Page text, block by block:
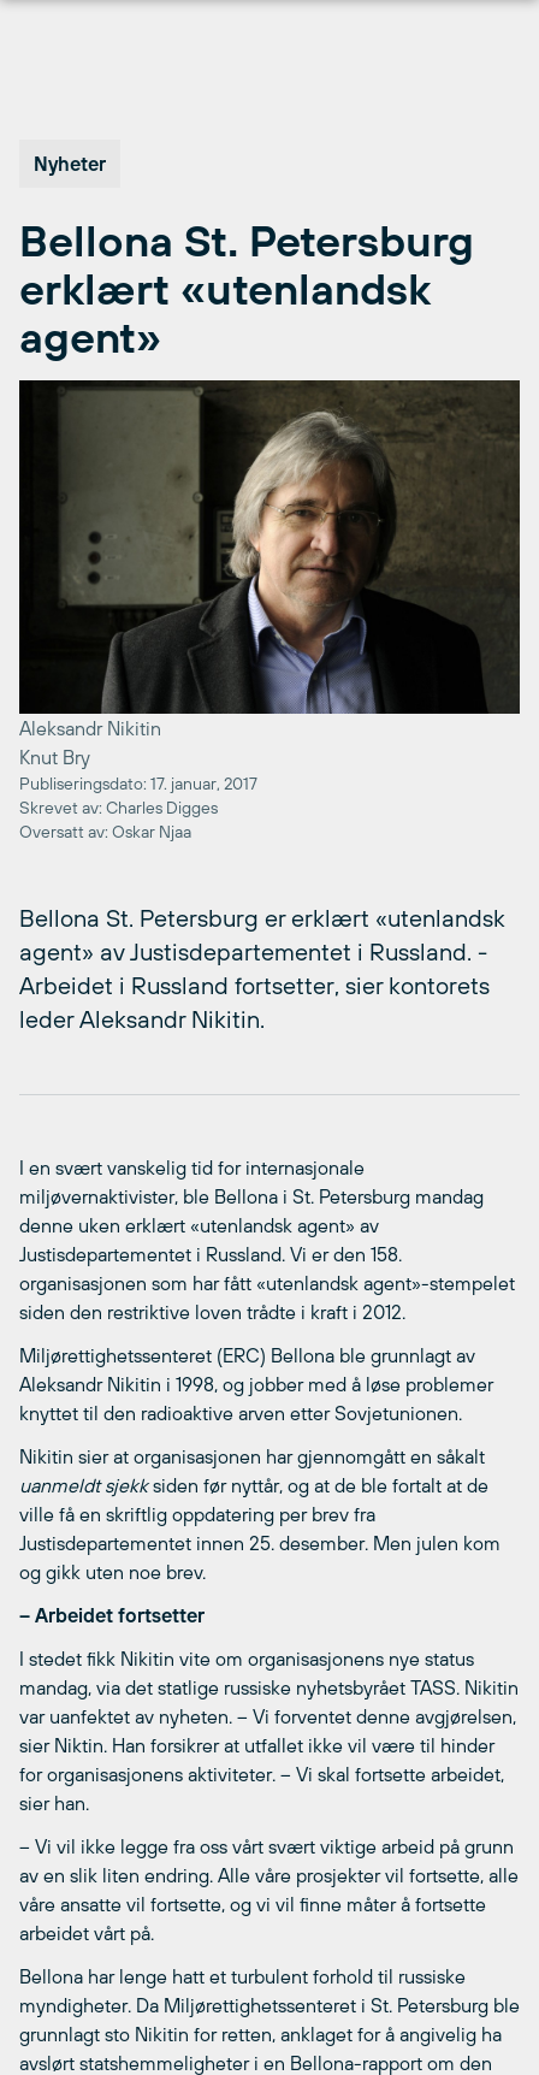
Nyheter
Bellona St. Petersburg
erklært «utenlandsk
agent»
Aleksandr Nikitin
Knut Bry
Publiseringsdato: 17. januar, 2017
Skrevet av: Charles Digges
Oversatt av: Oskar Njaa
Bellona St. Petersburg er erklært «utenlandsk
agent» av Justisdepartementet i Russland. -
Arbeidet i Russland fortsetter, sier kontorets
leder Aleksandr Nikitin.
I en svært vanskelig tid for internasjonale
miljøvernaktivister, ble Bellona i St. Petersburg mandag
denne uken erklært «utenlandsk agent» av
Justisdepartementet i Russland. Vi er den 158.
organisasjonen som har fått «utenlandsk agent»-stempelet
siden den restriktive loven trådte i kraft i 2012.
Miljørettighetssenteret (ERC) Bellona ble grunnlagt av
Aleksandr Nikitin i 1998, og jobber med å løse problemer
knyttet til den radioaktive arven etter Sovjetunionen.
Nikitin sier at organisasjonen har gjennomgått en såkalt
uanmeldt sjekksiden før nyttår, og at de ble fortalt at de
ville få en skriftlig oppdatering per brev fra
Justisdepartementet innen 25. desember. Men julen kom
og gikk uten noe brev.
– Arbeidet fortsetter
I stedet fikk Nikitin vite om organisasjonens nye status
mandag, via det statlige russiske nyhetsbyrået TASS. Nikitin
var uanfektet av nyheten. – Vi forventet denne avgjørelsen,
sier Niktin. Han forsikrer at utfallet ikke vil være til hinder
for organisasjonens aktiviteter. – Vi skal fortsette arbeidet,
sier han.
– Vi vil ikke legge fra oss vårt svært viktige arbeid på grunn
av en slik liten endring. Alle våre prosjekter vil fortsette, alle
våre ansatte vil fortsette, og vi vil finne måter å fortsette
arbeidet vårt på.
Bellona har lenge hatt et turbulent forhold til russiske
myndigheter. Da Miljørettighetssenteret i St. Petersburg ble
grunnlagt sto Nikitin for retten, anklaget for å angivelig ha
avslørt statshemmeligheter i en Bellona-rapport om den